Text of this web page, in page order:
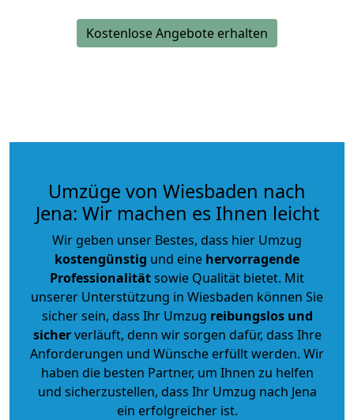
Kostenlose Angebote erhalten
Umzüge von Wiesbaden nach
Jena: Wir machen es Ihnen leicht
Wir geben unser Bestes, dass hier Umzug
kostengünstig und eine hervorragende
Professionalitätsowie Qualität bietet. Mit
unserer Unterstützung in Wiesbaden können Sie
sicher sein, dass Ihr Umzug reibungslos und
sicherverläuft, denn wir sorgen dafür, dass Ihre
Anforderungen und Wünsche erfüllt werden. Wir
haben die besten Partner, um Ihnen zu helfen
und sicherzustellen, dass Ihr Umzug nach Jena
ein erfolgreicher ist.